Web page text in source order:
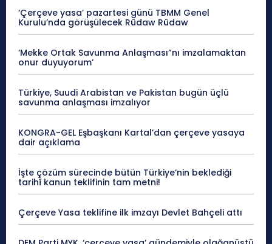
‘Çerçeve yasa’ pazartesi günü TBMM Genel
Kurulu’nda görüşülecek Rûdaw Rûdaw
‘Mekke Ortak Savunma Anlaşması”nı imzalamaktan
onur duyuyorum’
Türkiye, Suudi Arabistan ve Pakistan bugün üçlü
savunma anlaşması imzalıyor
KONGRA-GEL Eşbaşkanı Kartal’dan çerçeve yasaya
dair açıklama
İşte çözüm sürecinde bütün Türkiye’nin beklediği
tarihî kanun teklifinin tam metni!
Çerçeve Yasa teklifine ilk imzayı Devlet Bahçeli attı